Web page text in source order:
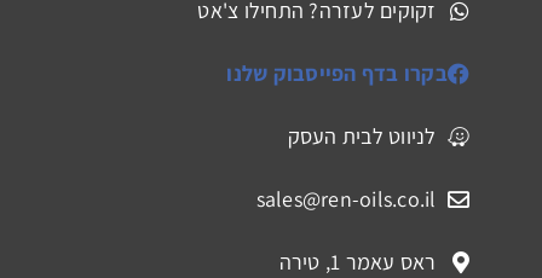
זקוקים לעזרה? התחילו צ'אט
בקרו בדף הפייסבוק שלנו
לניווט לבית העסק
sales@ren-oils.co.il
ראס עאמר 1, טירה